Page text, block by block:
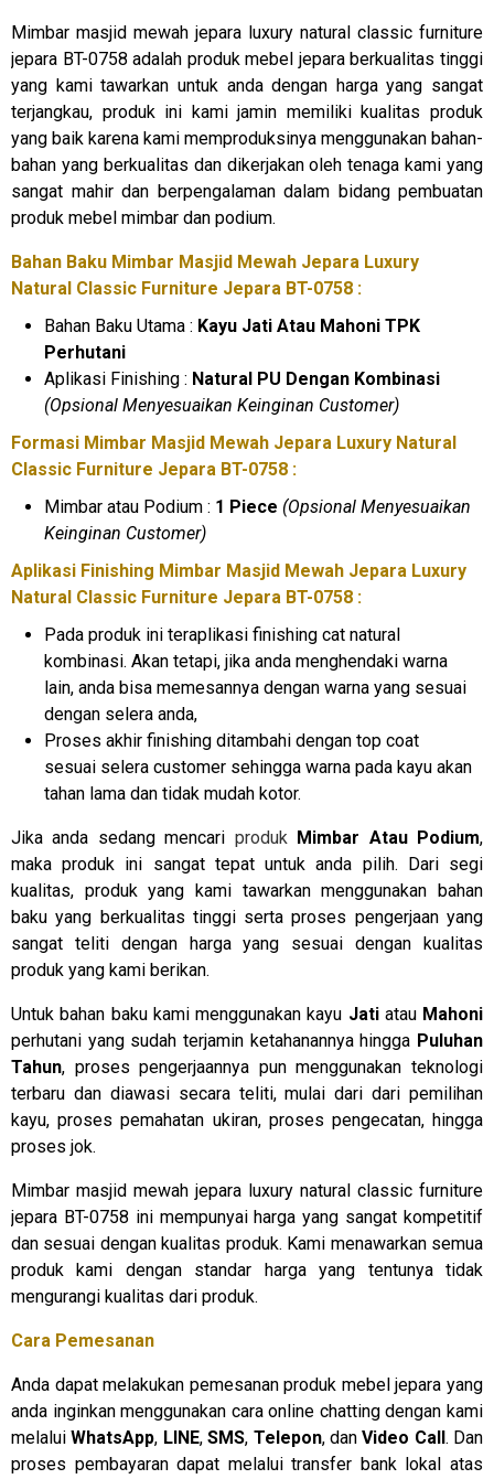
Mimbar masjid mewah jepara luxury natural classic furniture
jepara BT-0758 adalah produk mebel jepara berkualitas tinggi
yang kami tawarkan untuk anda dengan harga yang sangat
terjangkau, produk ini kami jamin memiliki kualitas produk
yang baik karena kami memproduksinya menggunakan bahan-
bahan yang berkualitas dan dikerjakan oleh tenaga kami yang
sangat mahir dan berpengalaman dalam bidang pembuatan
produk mebel mimbar dan podium.
Bahan Baku Mimbar Masjid Mewah Jepara Luxury
Natural Classic Furniture Jepara BT-0758 :
Bahan Baku Utama : Kayu Jati Atau Mahoni TPK
Perhutani
Aplikasi Finishing : Natural PU Dengan Kombinasi
(Opsional Menyesuaikan Keinginan Customer)
Formasi Mimbar Masjid Mewah Jepara Luxury Natural
Classic Furniture Jepara BT-0758 :
Mimbar atau Podium : 1 Piece (Opsional Menyesuaikan
Keinginan Customer)
Aplikasi Finishing Mimbar Masjid Mewah Jepara Luxury
Natural Classic Furniture Jepara BT-0758 :
Pada produk ini teraplikasi finishing cat natural
kombinasi. Akan tetapi, jika anda menghendaki warna
lain, anda bisa memesannya dengan warna yang sesuai
dengan selera anda,
Proses akhir finishing ditambahi dengan top coat
sesuai selera customer sehingga warna pada kayu akan
tahan lama dan tidak mudah kotor.
Jika anda sedang mencari produk Mimbar Atau Podium,
maka produk ini sangat tepat untuk anda pilih. Dari segi
kualitas, produk yang kami tawarkan menggunakan bahan
baku yang berkualitas tinggi serta proses pengerjaan yang
sangat teliti dengan harga yang sesuai dengan kualitas
produk yang kami berikan.
Untuk bahan baku kami menggunakan kayu Jatiatau Mahoni
perhutani yang sudah terjamin ketahanannya hingga Puluhan
Tahun, proses pengerjaannya pun menggunakan teknologi
terbaru dan diawasi secara teliti, mulai dari dari pemilihan
kayu, proses pemahatan ukiran, proses pengecatan, hingga
proses jok.
Mimbar masjid mewah jepara luxury natural classic furniture
jepara BT-0758 ini mempunyai harga yang sangat kompetitif
dan sesuai dengan kualitas produk. Kami menawarkan semua
produk kami dengan standar harga yang tentunya tidak
mengurangi kualitas dari produk.
Cara Pemesanan
Anda dapat melakukan pemesanan produk mebel jepara yang
anda inginkan menggunakan cara online chatting dengan kami
melaluiWhatsApp, LINE,SMS, Telepon, danVideo Call . Dan
proses pembayaran dapat melalui transfer bank lokal atas